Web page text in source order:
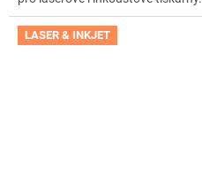
LASER & INKJET